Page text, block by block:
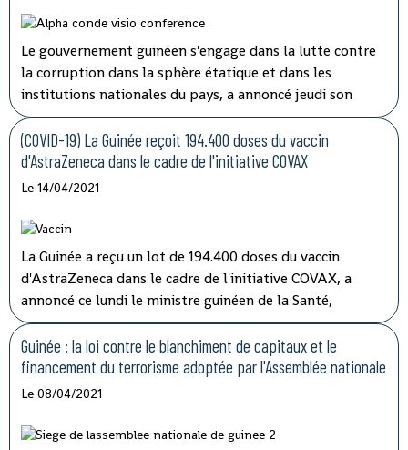
Le gouvernement guinéen s'engage dans la lutte contre
la corruption dans la sphère étatique et dans les
institutions nationales du pays, a annoncé jeudi son
porte-parole, Aboubacar Sylla.Lors de la session
ordinaire du conseil des ministres tenu par
visioconférence, le président Alpha Condé a insisté sur
''la cohérence et la complémentarité qui doivent
les opérations de lutte contre la corruption.
(COVID-19) La Guinée reçoit 194.400 doses du vaccin
d'AstraZeneca dans le cadre de l'initiative COVAX
Le 14/04/2021
La Guinée a reçu un lot de 194.400 doses du vaccin
d'AstraZeneca dans le cadre de l'initiative COVAX, a
annoncé ce lundi le ministre guinéen de la Santé,
médécin général Rémy Lamah à la radio nationale.
Guinée : la loi contre le blanchiment de capitaux et le
financement du terrorisme adoptée par l'Assemblée nationale
Le 08/04/2021